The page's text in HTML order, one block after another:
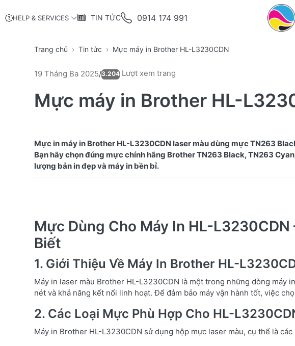
HELP & SERVICES TIN TỨC 0914 174 991
Trang chủ Tin tức Mực máy in Brother HL-L3230CDN
19 Tháng Ba 2025/3.204 Lượt xem trang
Mực máy in Brother HL-
Mực in máy in Brother HL-L3230CDN laser màu dùng mực TN263
Bạn hãy chọn đúng mực chính hãng Brother TN263 Black, TN263
Mực Dùng Cho Máy In HL-L3230CDN
Biết
1. Giới Thiệu Về Máy In Brother HL-
Máy in laser màu Brother HL-L3230CDN là một trong những dòng máy
nét và khả năng kết nối linh hoạt. Để đảm bảo máy vận hành tốt, việc
2. Các Loại Mực Phù Hợp Cho HL-
Máy in Brother HL-L3230CDN sử dụng hộp mực laser màu, cụ thể là các